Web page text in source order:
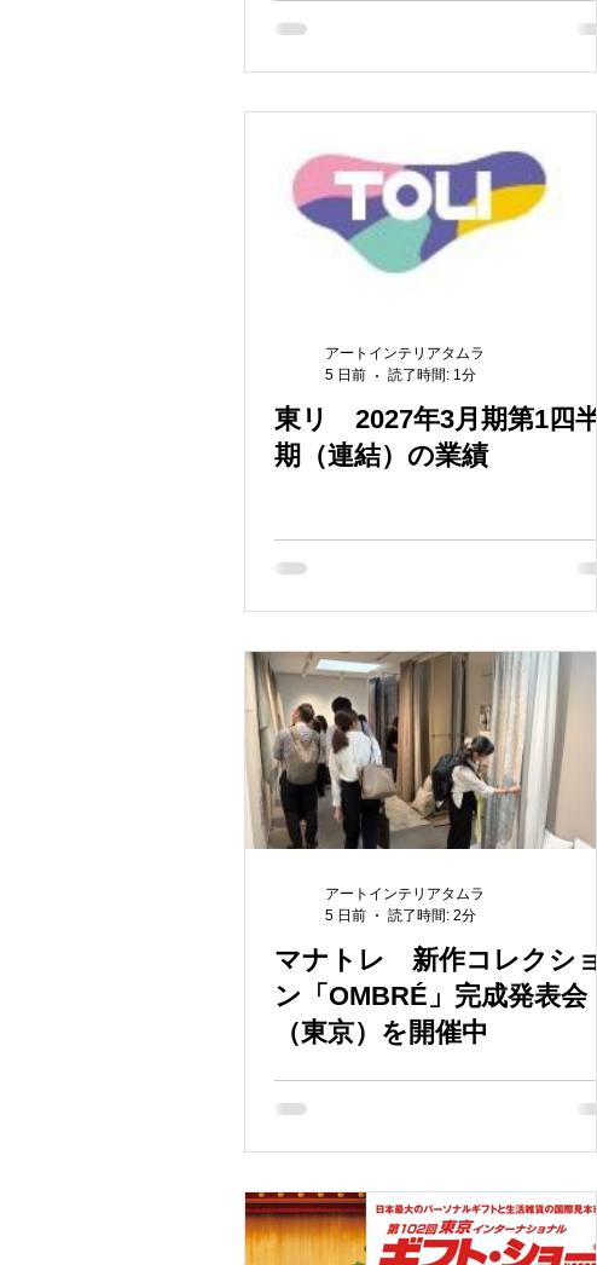
東リ 2027年3月期第1四半
期（連結）の業績
アートインテリアタムラ
5 日前
読了時間: 1分
マナトレ 新作コレクショ
ン「OMBRÉ」完成発表会
（東京）を開催中
アートインテリアタムラ
5 日前
読了時間: 2分